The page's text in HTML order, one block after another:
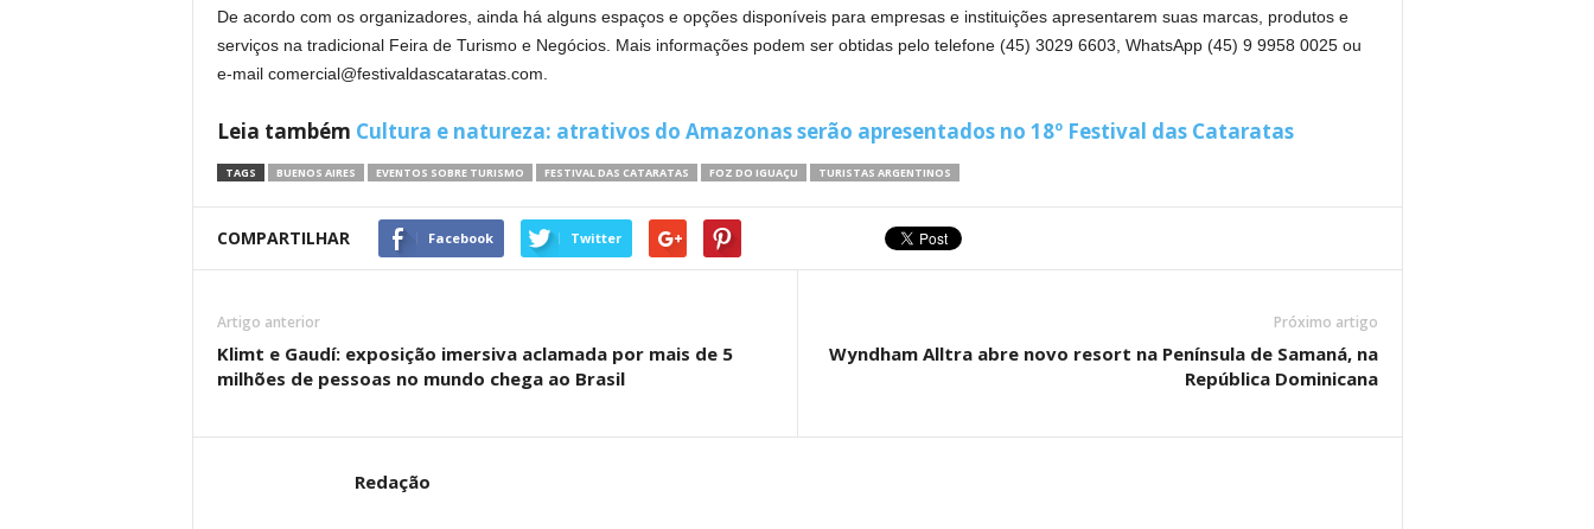
De acordo com os organizadores, ainda há alguns espaços e opções disponíveis para empresas e instituições apresentarem suas marcas, produtos e
serviços na tradicional Feira de Turismo e Negócios. Mais informações podem ser obtidas pelo telefone (45) 3029 6603, WhatsApp (45) 9 9958 0025 ou
e-mail comercial@festivaldascataratas.com
Leia também Cultura e natureza: atrativos do Amazonas serão apresentados no 18º Festival das Cataratas
TAGS BUENOS AIRES EVENTOS SOBRE TURISMO FESTIVAL DAS CATARATAS FOZ DO IGUAÇU TURISTAS ARGENTINOS
COMPARTILHAR Facebook Twitter
Artigo anterior
Klimt e Gaudí: exposição imersiva aclamada por mais de 5
milhões de pessoas no mundo chega ao Brasil
Próximo artigo
Wyndham Alltra abre novo resort na Península de Samaná, na
República Dominicana
Redação